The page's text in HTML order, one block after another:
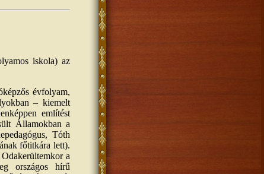
iskola) az
évfolyam,
– kiemelt
említést
Államokban a
Tóth
főtitkára lett).
a
országos hírű